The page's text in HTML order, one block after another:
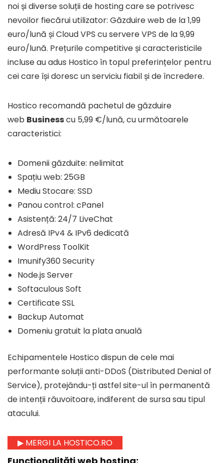
noi și diverse soluții de hosting care se potrivesc
nevoilor fiecărui utilizator: Găzduire web de la 1,99
euro/lună și Cloud VPS cu servere VPS de la 9,99
euro/lună. Prețurile competitive și caracteristicile
incluse au adus Hostico în topul preferințelor pentru
cei care își doresc un serviciu fiabil și de încredere.
Hostico recomandă pachetul de găzduire
web Businesscu 5,99 €/lună, cu următoarele
caracteristici:
Domenii găzduite: nelimitat
Spațiu web: 25GB
Mediu Stocare: SSD
Panou control: cPanel
Asistență: 24/7 LiveChat
Adresă IPv4 & IPv6 dedicată
WordPress ToolKit
Imunify360 Security
Node.js Server
Softaculous Soft
Certificate SSL
Backup Automat
Domeniu gratuit la plata anuală
Echipamentele Hostico dispun de cele mai
performante soluții anti-DDoS (Distributed Denial of
Service), protejându-ți astfel site-ul în permanentă
de intenții răuvoitoare, indiferent de sursa sau tipul
atacului.
▶ MERGI LA HOSTICO.RO